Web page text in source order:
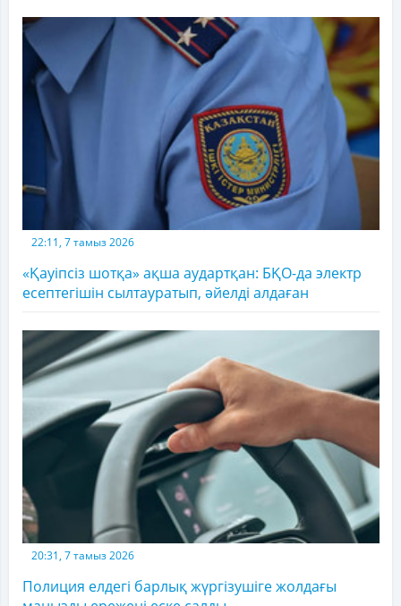
22:11, 7 тамыз 2026
«Қауіпсіз шотқа» ақша аудартқан: БҚО-да электр
есептегішін сылтауратып, әйелді алдаған
20:31, 7 тамыз 2026
Полиция елдегі барлық жүргізушіге жолдағы